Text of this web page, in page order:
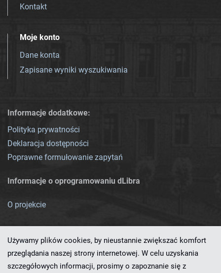
Kontakt
Moje konto
Dane konta
Zapisane wyniki wyszukiwania
Informacje dodatkowe:
Polityka prywatności
Deklaracja dostępności
Poprawne formułowanie zapytań
Informacje o oprogramowaniu dLibra
O projekcie
Używamy plików cookies, by nieustannie zwiększać komfort
przeglądania naszej strony internetowej. W celu uzyskania
szczegółowych informacji, prosimy o zapoznanie się z